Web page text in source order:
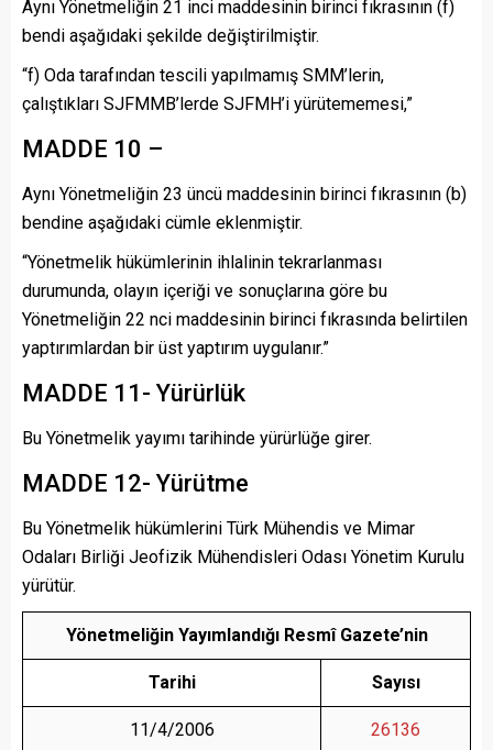
Aynı Yönetmeliğin 21 inci maddesinin birinci fıkrasının (f)
bendi aşağıdaki şekilde değiştirilmiştir.
“f) Oda tarafından tescili yapılmamış SMM’lerin,
çalıştıkları SJFMMB’lerde SJFMH’i yürütememesi,”
MADDE 10 –
Aynı Yönetmeliğin 23 üncü maddesinin birinci fıkrasının (b)
bendine aşağıdaki cümle eklenmiştir.
“Yönetmelik hükümlerinin ihlalinin tekrarlanması
durumunda, olayın içeriği ve sonuçlarına göre bu
Yönetmeliğin 22 nci maddesinin birinci fıkrasında belirtilen
yaptırımlardan bir üst yaptırım uygulanır.”
MADDE 11- Yürürlük
Bu Yönetmelik yayımı tarihinde yürürlüğe girer.
MADDE 12- Yürütme
Bu Yönetmelik hükümlerini Türk Mühendis ve Mimar
Odaları Birliği Jeofizik Mühendisleri Odası Yönetim Kurulu
yürütür.
Yönetmeliğin Yayımlandığı Resmî Gazete’nin
Tarihi Sayısı
11/4/2006 26136